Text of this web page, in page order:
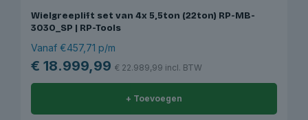
Wielgreeplift set van 4x 5,5ton (22ton) RP-MB-
3030_SP | RP-Tools
Vanaf €457,71 p/m
€ 18.999,99 € 22.989,99 incl. BTW
+ Toevoegen